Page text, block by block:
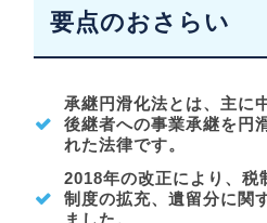
要点のおさらい
承継円滑化法とは、主に
後継者への事業承継を円
れた法律です。
2018年の改正により、税
制度の拡充、遺留分に関
ました。